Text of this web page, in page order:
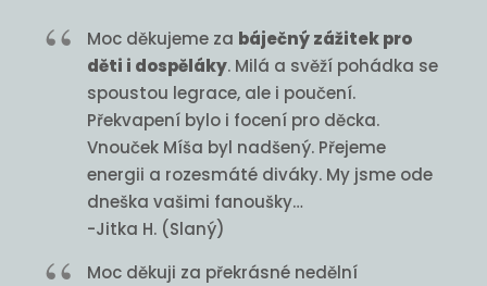
Moc děkujeme za báječný zážitek pro
děti i dospěláky. Milá a svěží pohádka se
spoustou legrace, ale i poučení.
Překvapení bylo i focení pro děcka.
Vnouček Míša byl nadšený. Přejeme
energii a rozesmáté diváky. My jsme ode
dneška vašimi fanoušky…
-Jitka H. (Slaný)
Moc děkuji za překrásné nedělní